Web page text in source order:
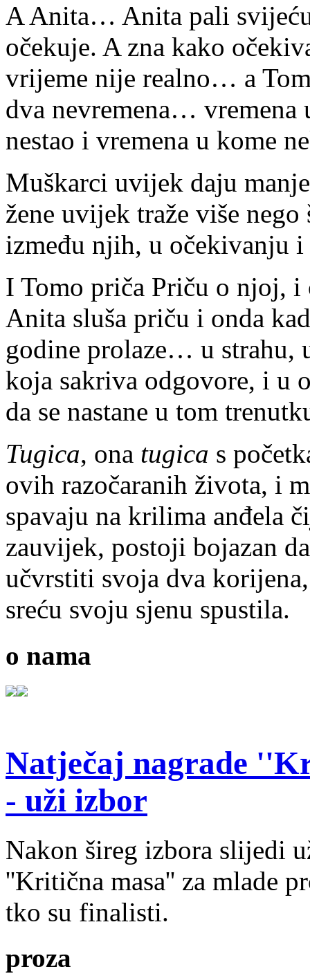
A Anita… Anita pali
očekuje. A zna kako
vrijeme nije realno… a
dva nevremena… vremena
nestao i vremena u kome
Muškarci uvijek daju
žene uvijek traže više
između njih, u očekivanju
I Tomo priča Priču o njoj, i
Anita sluša priču i onda
godine prolaze… u strahu,
koja sakriva odgovore, i u
da se nastane u tom
Tugica, ona tugica s
ovih razočaranih života, i
spavaju na krilima anđela
zauvijek, postoji bojazan
učvrstiti svoja dva
sreću svoju sjenu spustila.
o nama
Natječaj nagrade
- uži izbor
Nakon šireg izbora slijedi
''Kritična masa'' za mlade
tko su finalisti.
proza